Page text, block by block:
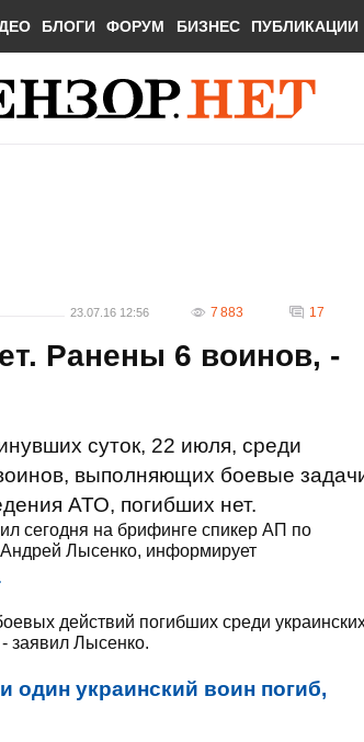
БЛОГИ ФОРУМ БИЗНЕС ПУБЛИКАЦИИ
23.07.16 12:56 7 883 17
Ранены 6 воинов, -
суток, 22 июля, среди
выполняющих боевые
АТО, погибших нет.
сегодня на брифинге спикер АП по
Лысенко, информирует
действий погибших среди
заявил Лысенко.
один украинский воин погиб,